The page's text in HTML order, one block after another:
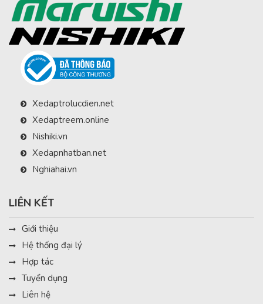
Xedaptrolucdien.net
Xedaptreem.online
Nishiki.vn
Xedapnhatban.net
Nghiahai.vn
LIÊN KẾT
Giới thiệu
Hệ thống đại lý
Hợp tác
Tuyển dụng
Liên hệ